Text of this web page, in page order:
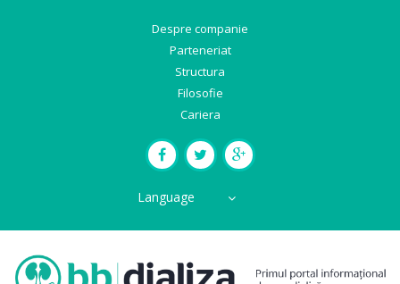
Despre companie
Parteneriat
Structura
Filosofie
Cariera
Language